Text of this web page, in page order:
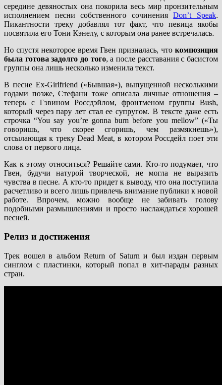
середине девяностых она покорила весь мир пронзительным
исполнением песни собственного сочиненияDon’t Speak.
Пикантности треку добавлял тот факт, что певица якобы
посвятила его Тони Кэнелу, с которым она ранее встречалась.
Но спустя некоторое время Гвен призналась, что композиция
была готова задолго до того, а после расставания с басистом
группы она лишь несколько изменила текст.
В песне Ex-Girlfriend («Бывшая»), выпущенной несколькими
годами позже, Стефани тоже описала личные отношения –
теперь с Гэвином Россдэйлом, фронтменом группы Bush,
который через пару лет стал ее супругом. В тексте даже есть
строчка “You say you’re gonna burn before you mellow” («Ты
говоришь, что скорее сгоришь, чем размякнешь»),
отсылающая к треку Dead Meat, в котором Россдейл поет эти
слова от первого лица.
Как к этому относиться? Решайте сами. Кто-то подумает, что
Гвен, будучи натурой творческой, не могла не выразить
чувства в песне. А кто-то придет к выводу, что она поступила
расчетливо и всего лишь привлечь внимание публики к новой
работе. Впрочем, можно вообще не забивать голову
подобными размышлениями и просто наслаждаться хорошей
песней.
Релиз и достижения
Трек вошел в альбом Return of Saturn и был издан первым
синглом с пластинки, который попал в хит-парады разных
стран.